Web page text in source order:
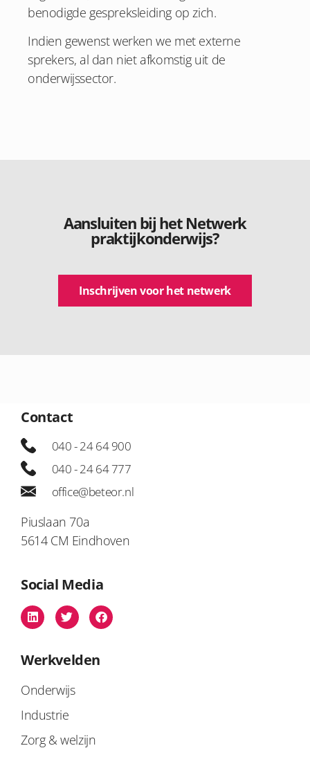
benodigde gespreksleiding op zich.
Indien gewenst werken we met externe
sprekers, al dan niet afkomstig uit de
onderwijssector.
Aansluiten bij het Netwerk
praktijkonderwijs?
Inschrijven voor het netwerk
Contact
040 - 24 64 900
040 - 24 64 777
office@beteor.nl
Piuslaan 70a
5614 CM Eindhoven
Social Media
Werkvelden
Onderwijs
Industrie
Zorg & welzijn